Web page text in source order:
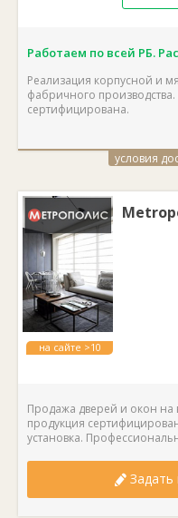
Работаем по всей РБ.
Реализация корпусной и
фабричного
сертифицирована.
условия
на сайте >10
Продажа дверей и окон на
продукция
установка.
Задать